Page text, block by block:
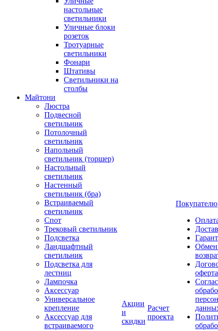
настольные
светильники
Уличные блоки
розеток
Тротуарные
светильники
Фонари
Штативы
Светильники на
столбы
Майтони
Люстра
Подвесной
светильник
Потолочный
светильник
Напольный
светильник (торшер)
Настольный
светильник
Настенный
светильник (бра)
Встраиваемый
светильник
Спот
Трековый светильник
Подсветка
Ландшафтный
светильник
Подсветка для
лестниц
Лампочка
Аксессуар
Универсальное
крепление
Аксессуар для
встраиваемого
Акции
и
скидки
Расчет
проекта
Покупателю
оферта